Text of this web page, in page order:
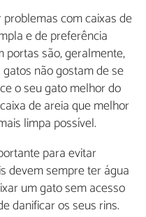
com caixas de
e de preferência
portas são, geralmente,
não gostam de se
o seu gato melhor do
de areia que melhor
limpa possível.
para evitar
devem sempre ter água
um gato sem acesso
danificar os seus rins.